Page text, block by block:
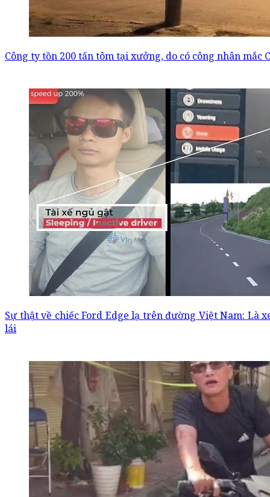
Công ty tồn 200 tấn tôm tại xưởng, do có công nhân mắc
Sự thật về chiếc Ford Edge lạ trên đường Việt Nam: Là
lái